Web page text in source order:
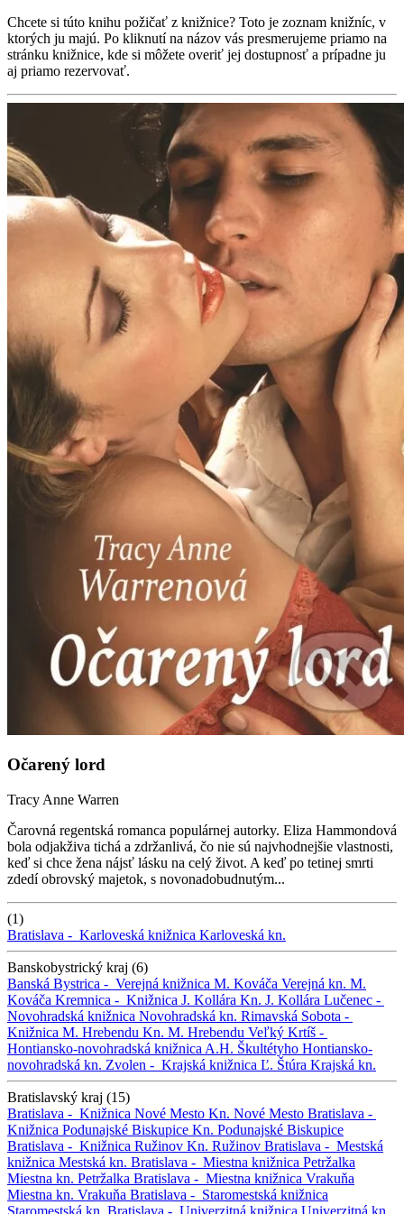
Chcete si túto knihu požičať z knižnice? Toto je zoznam knižníc, v
ktorých ju majú. Po kliknutí na názov vás presmerujeme priamo na
stránku knižnice, kde si môžete overiť jej dostupnosť a prípadne ju
aj priamo rezervovať.
Očarený lord
Tracy Anne Warren
Čarovná regentská romanca populárnej autorky. Eliza Hammondová
bola odjakživa tichá a zdržanlivá, čo nie sú najvhodnejšie vlastnosti,
keď si chce žena nájsť lásku na celý život. A keď po tetinej smrti
zdedí obrovský majetok, s novonadobudnutým...
(1)
Bratislava - Karloveská knižnica Karloveská kn.
Banskobystrický kraj (6)
Banská Bystrica - Verejná knižnica M. Kováča Verejná kn. M.
Kováča Kremnica - Knižnica J. Kollára Kn. J. Kollára Lučenec -
Novohradská knižnica Novohradská kn. Rimavská Sobota -
Knižnica M. Hrebendu Kn. M. Hrebendu Veľký Krtíš -
Hontiansko-novohradská knižnica A.H. Škultétyho Hontiansko-
novohradská kn. Zvolen - Krajská knižnica Ľ. Štúra Krajská kn.
Bratislavský kraj (15)
Bratislava - Knižnica Nové Mesto Kn. Nové Mesto Bratislava -
Knižnica Podunajské Biskupice Kn. Podunajské Biskupice
Bratislava - Knižnica Ružinov Kn. Ružinov Bratislava - Mestská
knižnica Mestská kn. Bratislava - Miestna knižnica Petržalka
Miestna kn. Petržalka Bratislava - Miestna knižnica Vrakuňa
Miestna kn. Vrakuňa Bratislava - Staromestská knižnica
Staromestská kn. Bratislava - Univerzitná knižnica Univerzitná kn.